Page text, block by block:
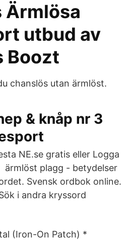
Ärmlösa
utbud av
Boozt
chanslös utan ärmlöst.
& knåp nr 3
NE.se gratis eller Logga
ärmlöst plagg - betydelser
Svensk ordbok online.
i andra kryssord
(Iron-On Patch) *